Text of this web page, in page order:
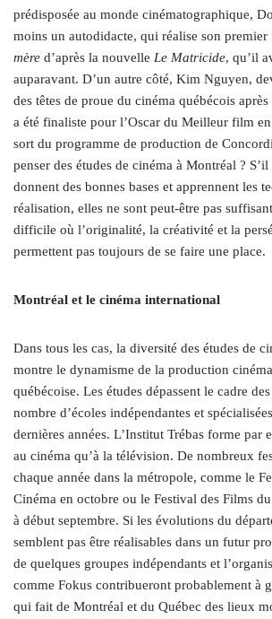
prédisposée au monde cinématographique,
moins un autodidacte, qui réalise son premier
mère d’après la nouvelle Le Matricide, qu’il
auparavant. D’un autre côté, Kim Nguyen,
des têtes de proue du cinéma québécois
a été finaliste pour l’Oscar du Meilleur film
sort du programme de production de
penser des études de cinéma à Montréal ?
donnent des bonnes bases et apprennent les
réalisation, elles ne sont peut-être pas
difficile où l’originalité, la créativité et la
permettent pas toujours de se faire une place.
Montréal et le cinéma international
Dans tous les cas, la diversité des études de
montre le dynamisme de la production
québécoise. Les études dépassent le cadre
nombre d’écoles indépendantes et
dernières années. L’Institut Trébas forme par
au cinéma qu’à la télévision. De nombreux
chaque année dans la métropole, comme le
Cinéma en octobre ou le Festival des Films
à début septembre. Si les évolutions du
semblent pas être réalisables dans un futur
de quelques groupes indépendants et
comme Fokus contribueront probablement à
qui fait de Montréal et du Québec des lieux